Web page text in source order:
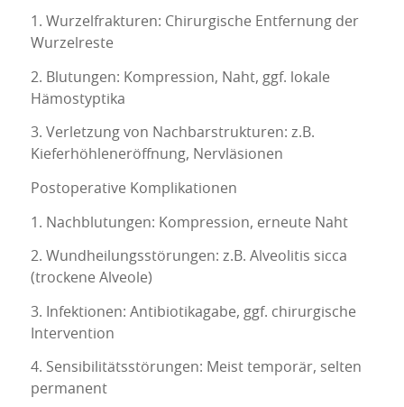
1. Wurzelfrakturen: Chirurgische Entfernung der
Wurzelreste
2. Blutungen: Kompression, Naht, ggf. lokale
Hämostyptika
3. Verletzung von Nachbarstrukturen: z.B.
Kieferhöhleneröffnung, Nervläsionen
Postoperative Komplikationen
1. Nachblutungen: Kompression, erneute Naht
2. Wundheilungsstörungen: z.B. Alveolitis sicca
(trockene Alveole)
3. Infektionen: Antibiotikagabe, ggf. chirurgische
Intervention
4. Sensibilitätsstörungen: Meist temporär, selten
permanent